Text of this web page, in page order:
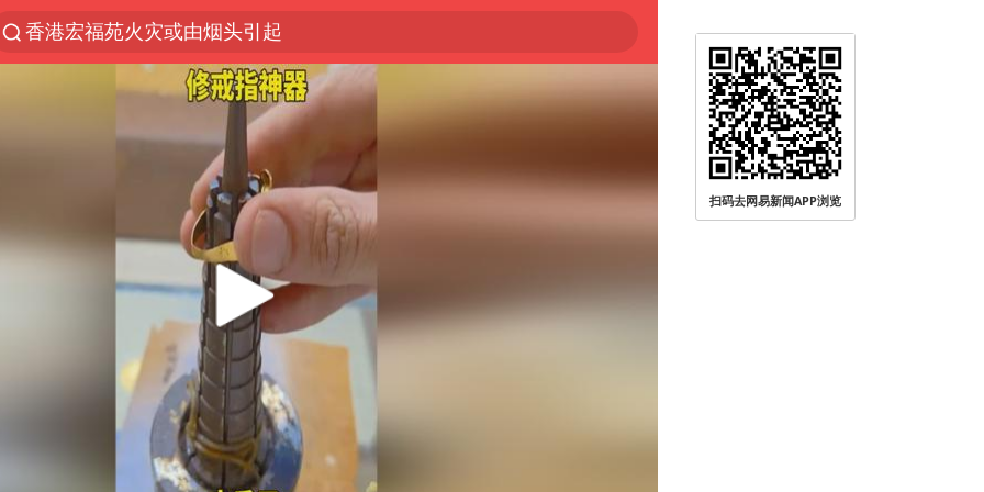
香港宏福苑火灾或由烟头引起
“China Cool”火了，老外爱上中国避暑游
浙江海事局启动Ⅰ级防台应急响应
泰国初中生饮弹自尽前开了26枪
云南一地村民过火把节意外灼伤16人
预计“白海豚”明晚将在浙江舟山到福建福鼎一带沿海登陆
用AI造出新病毒意味着什么
美股创4月份以来最大单周涨幅
王虹邓煜的同学获统计学界诺贝尔奖
台州《告全体市民书》：非必要不外出
扫码去网易新闻APP浏览